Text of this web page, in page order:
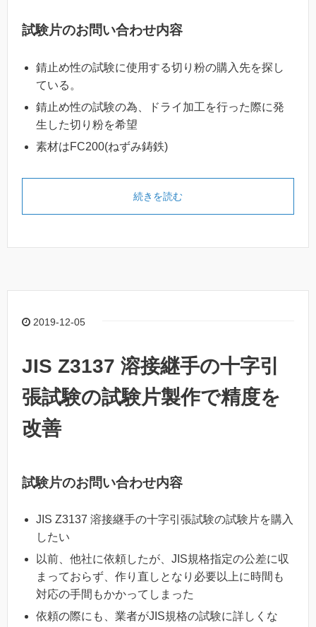
試験片のお問い合わせ内容
錆止め性の試験に使用する切り粉の購入先を探し
ている。
錆止め性の試験の為、ドライ加工を行った際に発
生した切り粉を希望
素材はFC200(ねずみ鋳鉄)
続きを読む
2019-12-05
JIS Z3137 溶接継手の十字引
張試験の試験片製作で精度を
改善
試験片のお問い合わせ内容
JIS Z3137 溶接継手の十字引張試験の試験片を購入
したい
以前、他社に依頼したが、JIS規格指定の公差に収
まっておらず、作り直しとなり必要以上に時間も
対応の手間もかかってしまった
依頼の際にも、業者がJIS規格の試験に詳しくな